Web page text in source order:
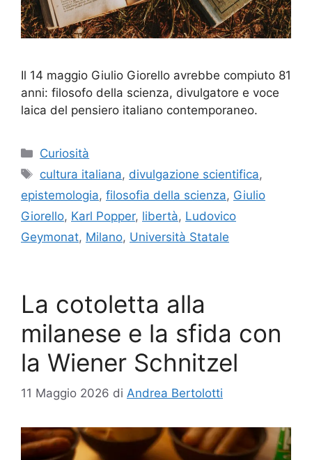
Il 14 maggio Giulio Giorello avrebbe compiuto 81
anni: filosofo della scienza, divulgatore e voce
laica del pensiero italiano contemporaneo.
Categorie
Curiosità
Tag
cultura italiana, divulgazione scientifica,
epistemologia, filosofia della scienza, Giulio
Giorello, Karl Popper, libertà, Ludovico
Geymonat, Milano, Università Statale
La cotoletta alla
milanese e la sfida con
la Wiener Schnitzel
11 Maggio 2026 di Andrea Bertolotti